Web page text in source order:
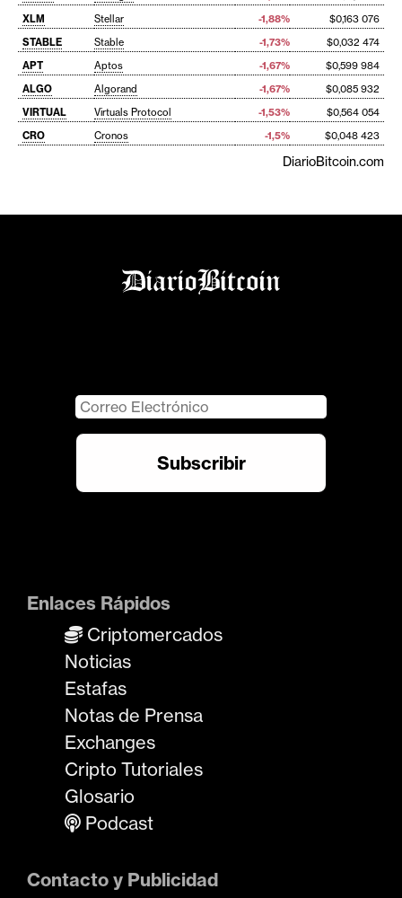
XLM
Stellar -1,88%
$0,163 076
STABLE
Stable -1,73%
$0,032 474
APT
Aptos -1,67%
$0,599 984
ALGO
Algorand -1,67%
$0,085 932
VIRTUAL
Virtuals Protocol -1,53%
$0,564 054
CRO
Cronos -1,5% $0,048 423
DiarioBitcoin.com
Enlaces Rápidos
Criptomercados
Noticias
Estafas
Notas de Prensa
Exchanges
Cripto Tutoriales
Glosario
Podcast
Contacto y Publicidad